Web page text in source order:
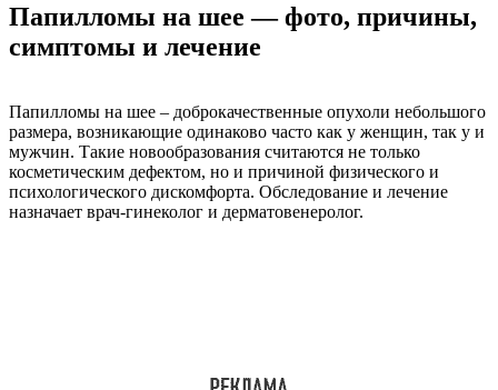
Папилломы на шее — фото, причины,
симптомы и лечение
Папилломы на шее – доброкачественные опухоли небольшого
размера, возникающие одинаково часто как у женщин, так у и
мужчин. Такие новообразования считаются не только
косметическим дефектом, но и причиной физического и
психологического дискомфорта. Обследование и лечение
назначает врач-гинеколог и дерматовенеролог.